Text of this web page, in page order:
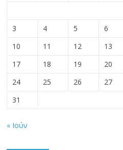
3
4 5 6
10
11 12 13
17
18 19 20
24
25 26 27
31
« Ιούν